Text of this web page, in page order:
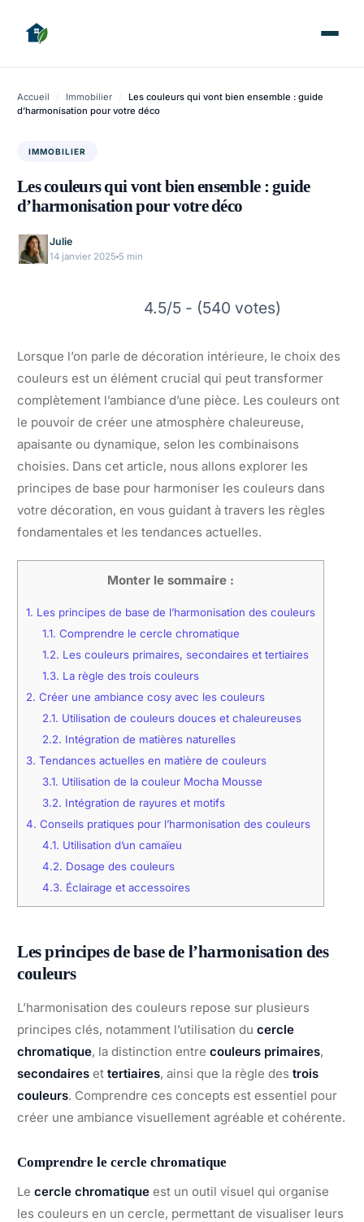
Accueil / Immobilier /
Les couleurs qui vont bien ensemble : guide
d’harmonisation pour votre déco
IMMOBILIER
Les couleurs qui vont bien ensemble : guide
d’harmonisation pour votre déco
Julie
14 janvier 2025 5 min
4.5/5 - (540 votes)
Lorsque l’on parle de décoration intérieure, le choix des
couleurs est un élément crucial qui peut transformer
complètement l’ambiance d’une pièce. Les couleurs ont
le pouvoir de créer une atmosphère chaleureuse,
apaisante ou dynamique, selon les combinaisons
choisies. Dans cet article, nous allons explorer les
principes de base pour harmoniser les couleurs dans
votre décoration, en vous guidant à travers les règles
fondamentales et les tendances actuelles.
Monter le sommaire :
1. Les principes de base de l’harmonisation des couleurs
1.1. Comprendre le cercle chromatique
1.2. Les couleurs primaires, secondaires et tertiaires
1.3. La règle des trois couleurs
2. Créer une ambiance cosy avec les couleurs
2.1. Utilisation de couleurs douces et chaleureuses
2.2. Intégration de matières naturelles
3. Tendances actuelles en matière de couleurs
3.1. Utilisation de la couleur Mocha Mousse
3.2. Intégration de rayures et motifs
4. Conseils pratiques pour l’harmonisation des couleurs
4.1. Utilisation d’un camaïeu
4.2. Dosage des couleurs
4.3. Éclairage et accessoires
Les principes de base de l’harmonisation des
couleurs
L’harmonisation des couleurs repose sur plusieurs
principes clés, notamment l’utilisation du cercle
chromatique, la distinction entre couleurs primaires,
secondaires et tertiaires, ainsi que la règle des trois
couleurs. Comprendre ces concepts est essentiel pour
créer une ambiance visuellement agréable et cohérente.
Comprendre le cercle chromatique
Le cercle chromatique est un outil visuel qui organise
les couleurs en un cercle, permettant de visualiser leurs